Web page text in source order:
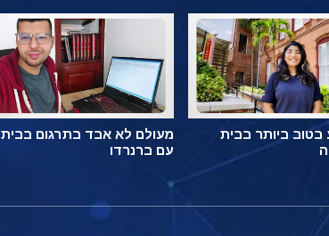
בטוב ביותר בבית
מעולם לא אבד בתרגום בבית
עם ברנרדו